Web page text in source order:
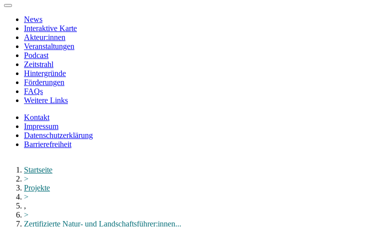
Zum
Hauptinhalt
springen
News
Interaktive Karte
Akteur:innen
Veranstaltungen
Podcast
Zeitstrahl
Hintergründe
Förderungen
FAQs
Weitere Links
Kontakt
Impressum
Datenschutzerklärung
Barrierefreiheit
schließenStartseite
>
Projekte
>
,
>
Zertifizierte Natur- und Landschaftsführer:innen...